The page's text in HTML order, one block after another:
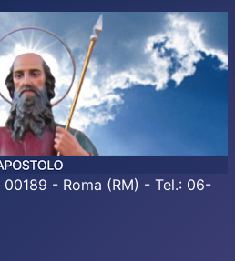
- Roma (RM) - Tel.: 06-